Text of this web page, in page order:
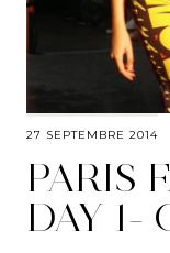
27 SEPTEMBRE 2014
PARIS
DAY 1-